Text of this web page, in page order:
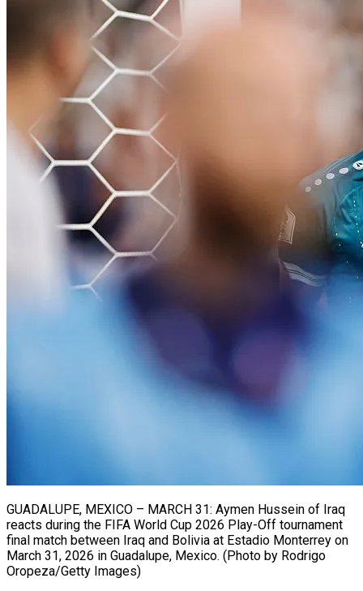
GUADALUPE, MEXICO – MARCH 31: Aymen Hussein of Iraq
reacts during the FIFA World Cup 2026 Play-Off tournament
final match between Iraq and Bolivia at Estadio Monterrey on
March 31, 2026 in Guadalupe, Mexico. (Photo by Rodrigo
Oropeza/Getty Images)